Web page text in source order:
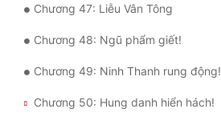
Đam Mỹ
Đẹp Hiệp
Chương 47: Liễu Vân Tông
Chương 48: Ngũ phẩm giết!
Chương 49: Ninh Thanh rung động!
Chương 50: Hung danh hiển hách!